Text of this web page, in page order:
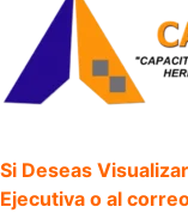
Si Deseas
Ejecutiva o al